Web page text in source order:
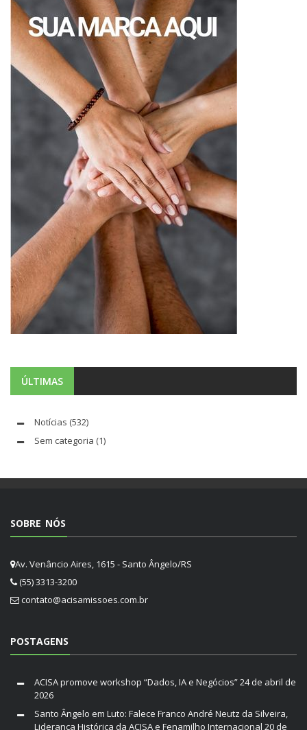
ÚLTIMAS
Notícias (532)
Sem categoria (1)
SOBRE NÓS
Av. Venâncio Aires, 1615 - Santo Ângelo/RS
(55) 3313-3200
contato@acisamissoes.com.br
POSTAGENS
ACISA promove workshop “Dados, IA e Negócios”24 de abril de
2026
Santo Ângelo em Luto: Falece Franco André Neutz da Silveira,
Liderança Histórica da ACISA e Fenamilho Internacional 20 de